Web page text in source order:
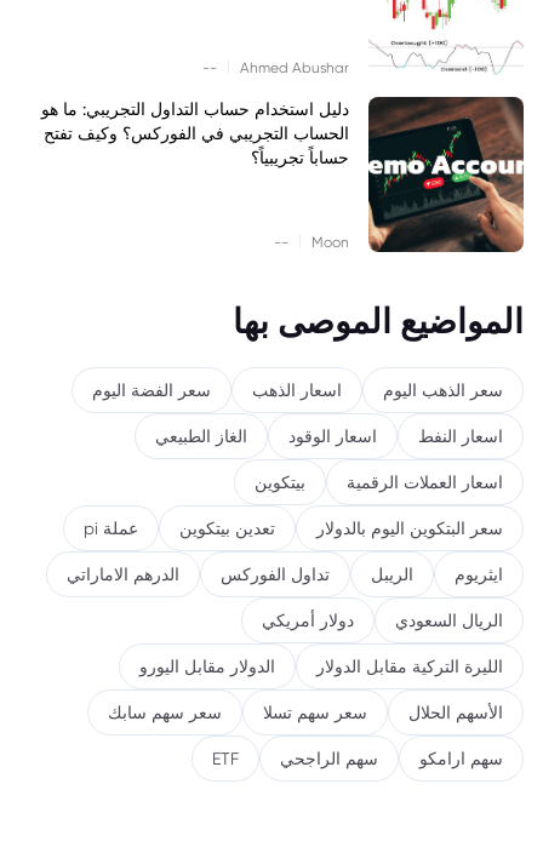
Ahmed Abushar
--
دليل استخدام حساب التداول التجريبي: ما هو
الحساب التجريبي في الفوركس؟ وكيف تفتح
حساباً تجريبياً؟
Moon
--
المواضيع الموصى بها
سعر الذهب اليوم اسعار الذهب سعر الفضة اليوم
اسعار النفط اسعار الوقود الغاز الطبيعي
اسعار العملات الرقمية بيتكوين
سعر البتكوين اليوم بالدولار تعدين بيتكوين عملة pi
ايثريوم الريبل تداول الفوركس الدرهم الاماراتي
الريال السعودي دولار أمريكي
الليرة التركية مقابل الدولار الدولار مقابل اليورو
الأسهم الحلال سعر سهم تسلا سعر سهم سابك
سهم ارامكو سهم الراجحي ETF